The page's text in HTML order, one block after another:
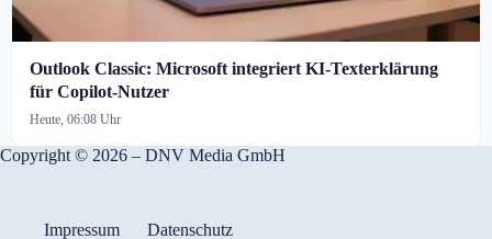
Outlook Classic: Microsoft integriert KI-Texterklärung
für Copilot-Nutzer
Heute, 06:08 Uhr
Copyright © 2026 – DNV Media GmbH
Impressum Datenschutz